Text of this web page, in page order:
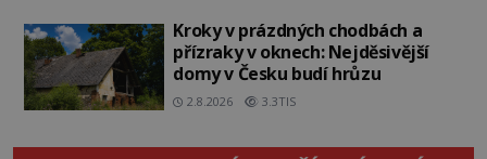
Kroky v prázdných chodbách a
přízraky v oknech: Nejděsivější
domy v Česku budí hrůzu
2.8.2026 3.3TIS